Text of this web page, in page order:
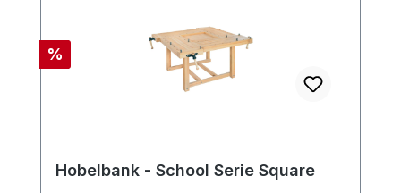
Rabatt
%
Hobelbank - School Serie Square